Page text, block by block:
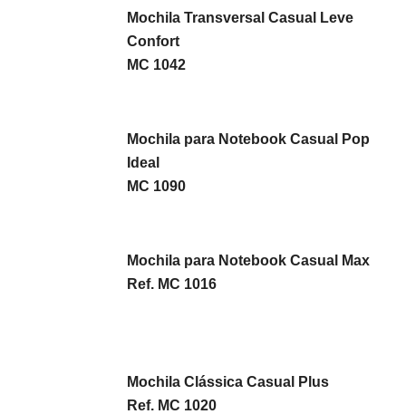
Mochila Transversal Casual Leve
Confort
MC 1042
Mochila para Notebook Casual Pop
Ideal
MC 1090
Mochila para Notebook Casual Max
Ref. MC 1016
Mochila Clássica Casual Plus
Ref. MC 1020